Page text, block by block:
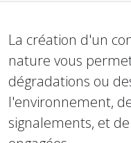
La création d'un
nature vous
dégradations ou
l'environnement,
signalements, et